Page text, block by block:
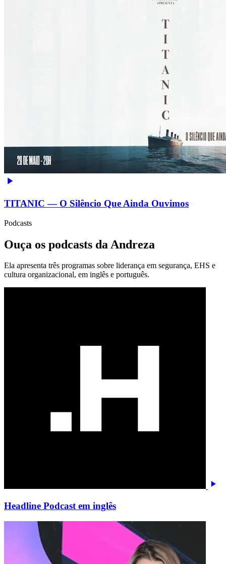
TITANIC — O Silêncio Que Ainda Ouvimos
Podcasts
Ouça os podcasts da Andreza
Ela apresenta três programas sobre liderança em segurança, EHS e
cultura organizacional, em inglês e português.
Headline Podcast em inglês